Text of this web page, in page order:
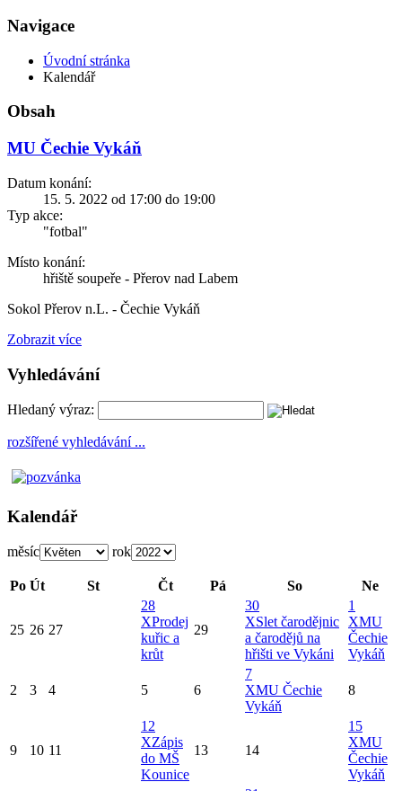
Navigace
Úvodní stránka
Kalendář
Obsah
MU Čechie Vykáň
Datum konání:
15. 5. 2022 od 17:00 do 19:00
Typ akce:
"fotbal"
Místo konání:
hřiště soupeře - Přerov nad Labem
Sokol Přerov n.L. - Čechie Vykáň
Zobrazit více
Vyhledávání
Hledaný výraz:
rozšířené vyhledávání ...
Kalendář
měsíc rok
Po Út St Čt Pá So Ne
25 26 27
28
XProdej
kuřic a
krůt
29
30
XSlet čarodějnic
a čarodějů na
hřišti ve Vykáni
1
XMU
Čechie
Vykáň
2 3 4 5 6
7
XMU Čechie
Vykáň
8
9 10 11
12
XZápis
do MŠ
Kounice
13 14
15
XMU
Čechie
Vykáň